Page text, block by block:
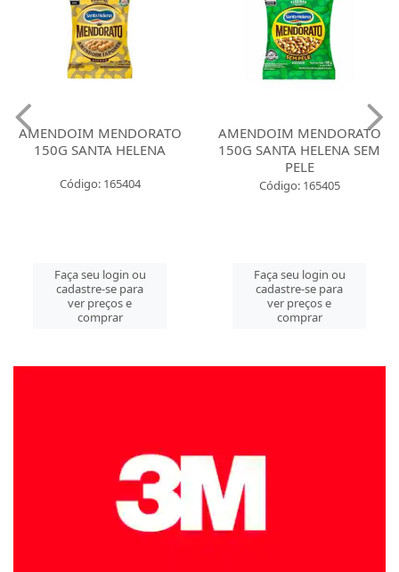
AMENDOIM MENDORATO
150G SANTA HELENA
Código: 165404
Faça seu login ou
cadastre-se para
ver preços e
comprar
AMENDOIM MENDORATO
150G SANTA HELENA SEM
PELE
Código: 165405
Faça seu login ou
cadastre-se para
ver preços e
comprar